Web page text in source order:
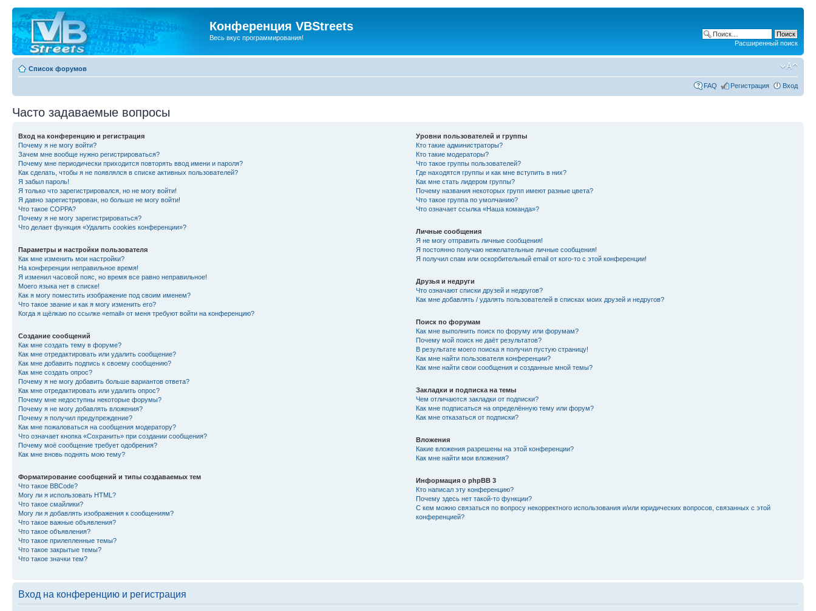
Конференция VBStreets
Весь вкус программирования!
Расширенный поиск
Список форумов
FAQ Регистрация Вход
Часто задаваемые вопросы
Вход на конференцию и регистрация
Почему я не могу войти?
Зачем мне вообще нужно регистрироваться?
Почему мне периодически приходится повторять ввод имени и пароля?
Как сделать, чтобы я не появлялся в списке активных пользователей?
Я забыл пароль!
Я только что зарегистрировался, но не могу войти!
Я давно зарегистрирован, но больше не могу войти!
Что такое COPPA?
Почему я не могу зарегистрироваться?
Что делает функция «Удалить cookies конференции»?
Параметры и настройки пользователя
Как мне изменить мои настройки?
На конференции неправильное время!
Я изменил часовой пояс, но время все равно неправильное!
Моего языка нет в списке!
Как я могу поместить изображение под своим именем?
Что такое звание и как я могу изменить его?
Когда я щёлкаю по ссылке «email» от меня требуют войти на конференцию?
Создание сообщений
Как мне создать тему в форуме?
Как мне отредактировать или удалить сообщение?
Как мне добавить подпись к своему сообщению?
Как мне создать опрос?
Почему я не могу добавить больше вариантов ответа?
Как мне отредактировать или удалить опрос?
Почему мне недоступны некоторые форумы?
Почему я не могу добавлять вложения?
Почему я получил предупреждение?
Как мне пожаловаться на сообщения модератору?
Что означает кнопка «Сохранить» при создании сообщения?
Почему моё сообщение требует одобрения?
Как мне вновь поднять мою тему?
Форматирование сообщений и типы создаваемых тем
Что такое BBCode?
Могу ли я использовать HTML?
Что такое смайлики?
Могу ли я добавлять изображения к сообщениям?
Что такое важные объявления?
Что такое объявления?
Что такое прилепленные темы?
Что такое закрытые темы?
Что такое значки тем?
Уровни пользователей и группы
Кто такие администраторы?
Кто такие модераторы?
Что такое группы пользователей?
Где находятся группы и как мне вступить в них?
Как мне стать лидером группы?
Почему названия некоторых групп имеют разные цвета?
Что такое группа по умолчанию?
Что означает ссылка «Наша команда»?
Личные сообщения
Я не могу отправить личные сообщения!
Я постоянно получаю нежелательные личные сообщения!
Я получил спам или оскорбительный email от кого-то с этой конференции!
Друзья и недруги
Что означают списки друзей и недругов?
Как мне добавлять / удалять пользователей в списках моих друзей и недругов?
Поиск по форумам
Как мне выполнить поиск по форуму или форумам?
Почему мой поиск не даёт результатов?
В результате моего поиска я получил пустую страницу!
Как мне найти пользователя конференции?
Как мне найти свои сообщения и созданные мной темы?
Закладки и подписка на темы
Чем отличаются закладки от подписки?
Как мне подписаться на определённую тему или форум?
Как мне отказаться от подписки?
Вложения
Какие вложения разрешены на этой конференции?
Как мне найти мои вложения?
Информация о phpBB 3
Кто написал эту конференцию?
Почему здесь нет такой-то функции?
С кем можно связаться по вопросу некорректного использования и/или юридических вопросов, связанных с этой
конференцией?
Вход на конференцию и регистрация